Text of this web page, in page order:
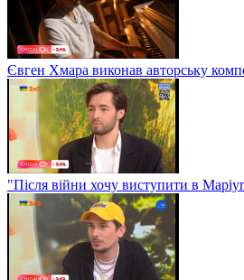
Євген Хмара виконав авторську
"Після війни хочу виступити в